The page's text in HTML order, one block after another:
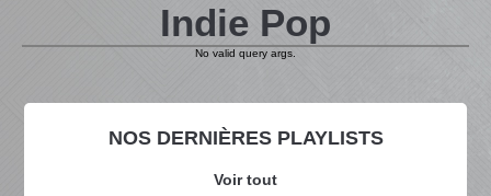
NOS DERNIÈRES PLAYLISTS
Voir tout
Indie Pop
No valid query args.